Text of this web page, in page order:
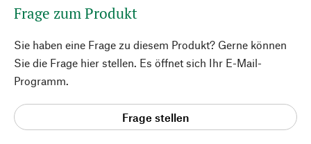
Frage zum Produkt
Sie haben eine Frage zu diesem Produkt? Gerne können
Sie die Frage hier stellen. Es öffnet sich Ihr E-Mail-
Programm.
Frage stellen